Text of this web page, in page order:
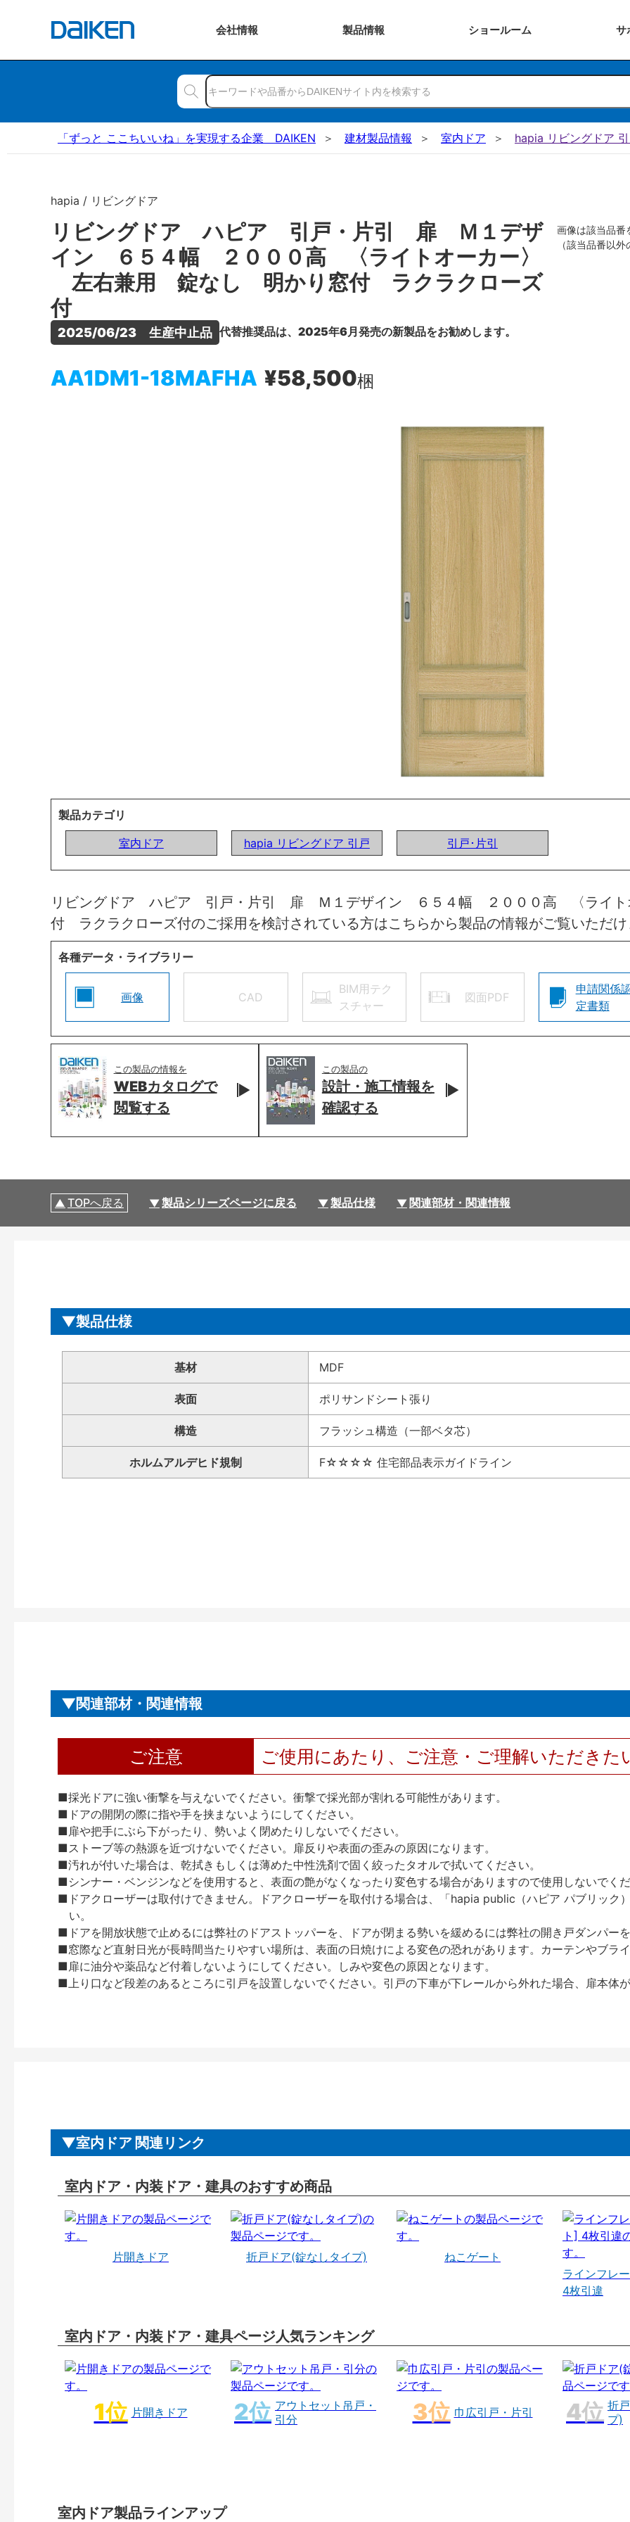
会社情報 製品情報 ショールーム サ
「ずっと ここちいいね」を実現する企業 DAIKEN 建材製品情報 室内ドア hapia リビングドア
hapia / リビングドア
リビングドア ハピア 引戸・片引 扉 Ｍ１デザ
イン ６５４幅 ２０００高 〈ライトオーカー〉
左右兼用 錠なし 明かり窓付 ラクラクローズ
付
2025/06/23　生産中止品 代替推奨品は、2025年6月発売の新製品をお勧めします。
AA1DM1-18MAFHA ¥58,500梱
画像は該当品番
（該当品番以
製品カテゴリ
室内ドア
hapia リビングドア 引戸 引戸･片引
リビングドア ハピア 引戸・片引 扉 Ｍ１デザイン ６５４幅 ２０００高 〈ライ
付 ラクラクローズ付のご採用を検討されている方はこちらから製品の情報がご覧いただけ
各種データ・ライブラリー
画像 CAD
BIM用テク
スチャー
図面PDF
申請関係
定書類
この製品の情報を
WEBカタログで
閲覧する
この製品の
設計・施工情報を
確認する
TOPへ戻る 製品シリーズページに戻る 製品仕様 関連部材・関連情報
製品仕様
基材 MDF
表面 ポリサンドシート張り
構造 フラッシュ構造（一部ベタ芯）
ホルムアルデヒド規制 F☆☆☆☆ 住宅部品表示ガイドライン
関連部材・関連情報
ご注意 ご使用にあたり、ご注意・ご理解いただきた
■採光ドアに強い衝撃を与えないでください。衝撃で採光部が割れる可能性があります。
■ドアの開閉の際に指や手を挟まないようにしてください。
■扉や把手にぶら下がったり、勢いよく閉めたりしないでください。
■ストーブ等の熱源を近づけないでください。扉反りや表面の歪みの原因になります。
■汚れが付いた場合は、乾拭きもしくは薄めた中性洗剤で固く絞ったタオルで拭いてください。
■シンナー・ベンジンなどを使用すると、表面の艶がなくなったり変色する場合がありますので使用しないでくだ
■ドアクローザーは取付けできません。ドアクローザーを取付ける場合は、「hapia public（ハピア パブリック
い。
■ドアを開放状態で止めるには弊社のドアストッパーを、ドアが閉まる勢いを緩めるには弊社の開き戸ダンパーを
■窓際など直射日光が長時間当たりやすい場所は、表面の日焼けによる変色の恐れがあります。カーテンやブラ
■扉に油分や薬品など付着しないようにしてください。しみや変色の原因となります。
■上り口など段差のあるところに引戸を設置しないでください。引戸の下車が下レールから外れた場合、扉本体
室内ドア 関連リンク
室内ドア・内装ドア・建具のおすすめ商品
片開きドア 折戸ドア(錠なしタイプ)
ねこゲート
ラインフレ
4枚引違
室内ドア・内装ドア・建具ページ人気ランキング
片開きドア
アウトセット吊戸・
引分
巾広引戸・片引
折
プ)
室内ドア製品ラインアップ